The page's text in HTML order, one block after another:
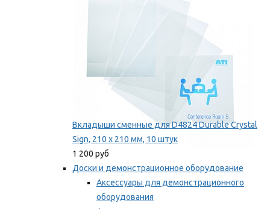
Вкладыши сменные для D4824 Durable Crystal
Sign, 210 x 210 мм, 10 штук
1 200 руб
Доски и демонстрационное оборудование
Аксессуары для демонстрационного
оборудования